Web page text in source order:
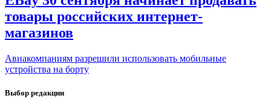
товары российских интернет-
магазинов
Авиакомпаниям разрешили использовать мобильные
устройства на борту
Выбор редакции